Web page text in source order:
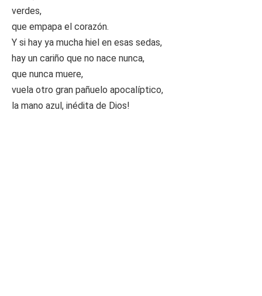
verdes,
que empapa el corazón.
Y si hay ya mucha hiel en esas sedas,
hay un cariño que no nace nunca,
que nunca muere,
vuela otro gran pañuelo apocalíptico,
la mano azul, inédita de Dios!